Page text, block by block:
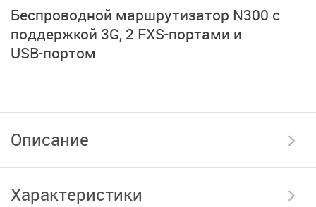
Беспроводной маршрутизатор N300 с
поддержкой 3G, 2 FXS-портами и
USB-портом
Описание
Характеристики